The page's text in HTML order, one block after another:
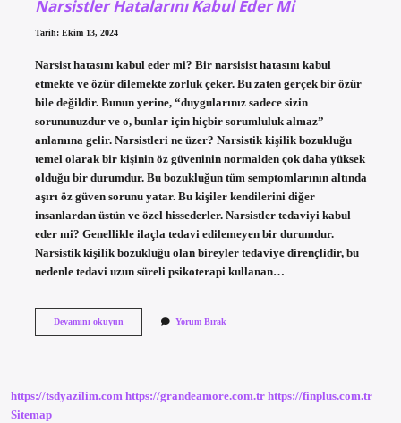
Narsistler Hatalarını Kabul Eder Mi
Tarih: Ekim 13, 2024
Narsist hatasını kabul eder mi? Bir narsisist hatasını kabul
etmekte ve özür dilemekte zorluk çeker. Bu zaten gerçek bir özür
bile değildir. Bunun yerine, “duygularınız sadece sizin
sorununuzdur ve o, bunlar için hiçbir sorumluluk almaz”
anlamına gelir. Narsistleri ne üzer? Narsistik kişilik bozukluğu
temel olarak bir kişinin öz güveninin normalden çok daha yüksek
olduğu bir durumdur. Bu bozukluğun tüm semptomlarının altında
aşırı öz güven sorunu yatar. Bu kişiler kendilerini diğer
insanlardan üstün ve özel hissederler. Narsistler tedaviyi kabul
eder mi? Genellikle ilaçla tedavi edilemeyen bir durumdur.
Narsistik kişilik bozukluğu olan bireyler tedaviye dirençlidir, bu
nedenle tedavi uzun süreli psikoterapi kullanan…
Devamını okuyunNarsistler
Yorum Bırak
https://tsdyazilim.com https://grandeamore.com.tr https://finplus.com.tr
Sitemap